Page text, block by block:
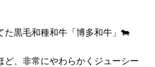
た黒毛和種和牛「博多和牛」🐄
ど、非常にやわらかくジューシー